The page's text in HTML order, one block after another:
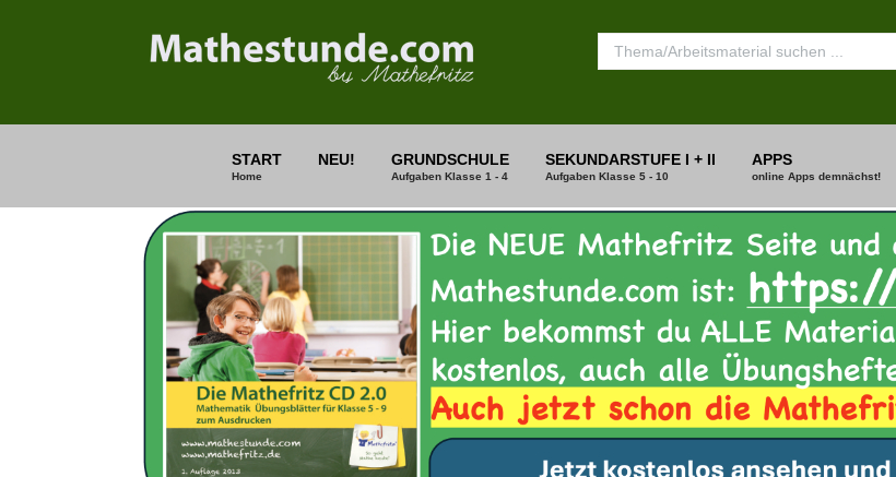
START
Home
NEU! GRUNDSCHULE
Aufgaben Klasse 1 - 4
SEKUNDARSTUFE I + II
Aufgaben Klasse 5 - 10
APPS
online Apps demnächst!